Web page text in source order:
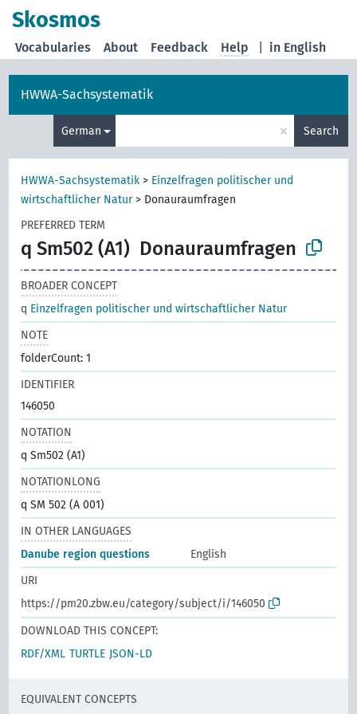
Skosmos
in English
Vocabularies About Feedback Help
HWWA-Sachsystematik
German × Search
HWWA-Sachsystematik > Einzelfragen politischer und
wirtschaftlicher Natur> Donauraumfragen
PREFERRED TERM
q Sm502 (A1) Donauraumfragen
BROADER CONCEPT
q Einzelfragen politischer und wirtschaftlicher Natur
NOTE
folderCount: 1
IDENTIFIER
146050
NOTATION
q Sm502 (A1)
NOTATIONLONG
q SM 502 (A 001)
IN OTHER LANGUAGES
Danube region questions
English
URI
https://pm20.zbw.eu/category/subject/i/146050
DOWNLOAD THIS CONCEPT:
RDF/XML TURTLE JSON-LD
EQUIVALENT CONCEPTS